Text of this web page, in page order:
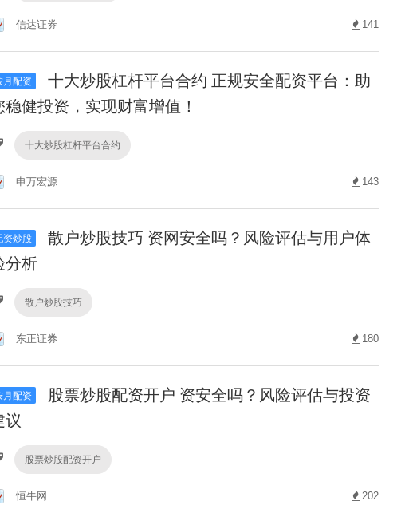
信达证券 141
月配资
十大炒股杠杆平台合约 正规安全配资平台：助
稳健投资，实现财富增值！
十大炒股杠杆平台合约
申万宏源 143
资炒股
散户炒股技巧 资网安全吗？风险评估与用户体
分析
散户炒股技巧
东正证券 180
月配资
股票炒股配资开户 资安全吗？风险评估与投资
议
股票炒股配资开户
恒牛网 202